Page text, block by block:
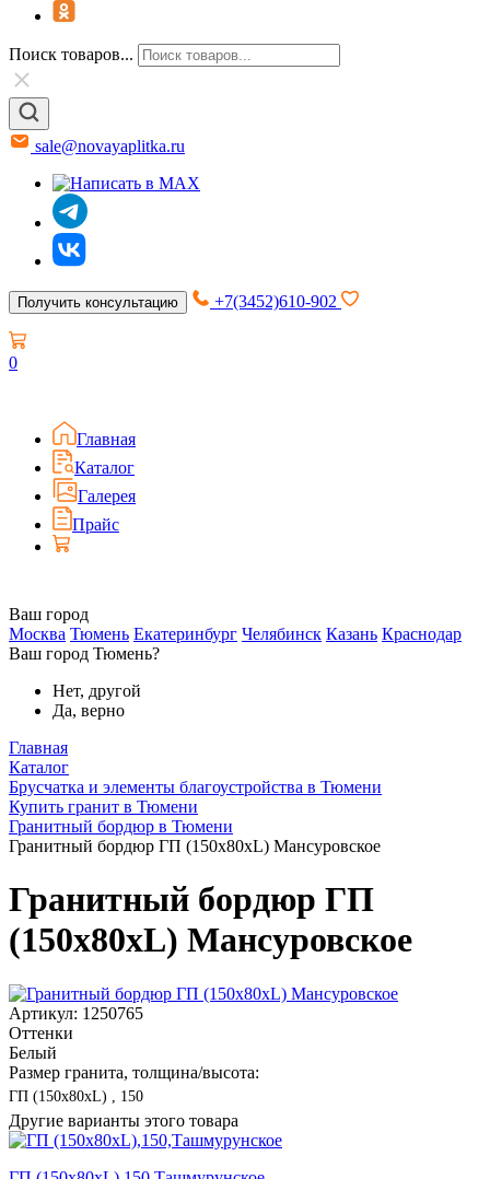
Поиск товаров...
sale@novayaplitka.ru
Получить консультацию +7(3452)610-902
0
Главная
Каталог
Галерея
Прайс
Ваш город
Москва Тюмень Екатеринбург Челябинск Казань Краснодар
Ваш город Тюмень?
Нет, другой
Да, верно
Главная
Каталог
Брусчатка и элементы благоустройства в Тюмени
Купить гранит в Тюмени
Гранитный бордюр в Тюмени
Гранитный бордюр ГП (150x80xL) Мансуровское
Гранитный бордюр ГП
(150x80xL) Мансуровское
Артикул: 1250765
Оттенки
Белый
Размер гранита, толщина/высота:
ГП (150x80xL) , 150
Другие варианты этого товара